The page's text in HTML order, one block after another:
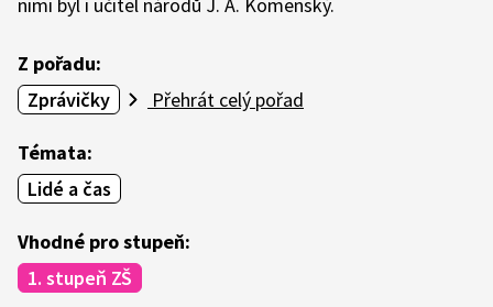
Z pořadu:
Zprávičky
Přehrát celý pořad
Témata:
Lidé a čas
Vhodné pro stupeň:
1. stupeň ZŠ